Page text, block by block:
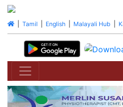
| Tamil English| Malayali Hub